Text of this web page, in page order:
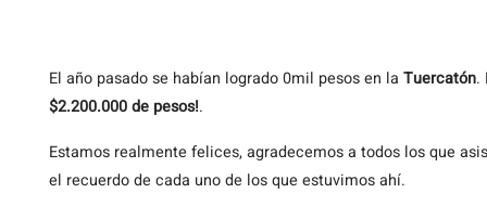
El año pasado se habían logrado 0mil pesos en la Tuercatón.
$2.200.000 de pesos!.
Estamos realmente felices, agradecemos a todos los que
el recuerdo de cada uno de los que estuvimos ahí.